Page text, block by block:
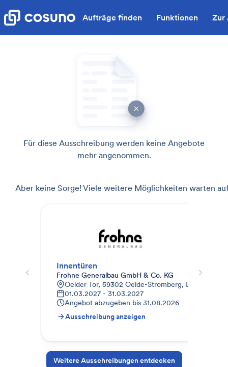
Aufträge finden Funktionen Zur
Für diese Ausschreibung werden keine Angebote
mehr angenommen.
Aber keine Sorge! Viele weitere Möglichkeiten warten
Innentüren
Frohne Generalbau GmbH & Co. KG
Oelder Tor, 59302 Oelde-Stromberg, Deutschland
01.03.2027 - 31.03.2027
Angebot abzugeben bis 31.08.2026
Ausschreibung anzeigen
Weitere Ausschreibungen entdecken